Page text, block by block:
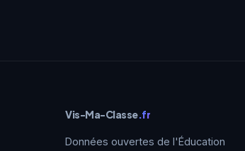
Vis-Ma-Classe.fr
Données ouvertes de l'Éducation